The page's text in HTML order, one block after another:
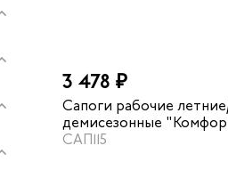
3 478 ₽
Сапоги рабочие
демисезонные
МП цвет черный
САП115